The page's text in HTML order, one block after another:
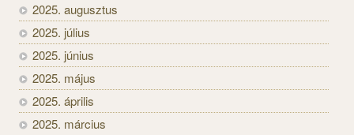
2025. augusztus
2025. július
2025. június
2025. május
2025. április
2025. március